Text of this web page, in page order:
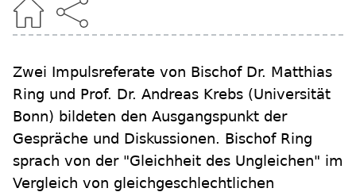
Zwei Impulsreferate von Bischof Dr. Matthias
Ring und Prof. Dr. Andreas Krebs (Universität
Bonn) bildeten den Ausgangspunkt der
Gespräche und Diskussionen. Bischof Ring
sprach von der "Gleichheit des Ungleichen" im
Vergleich von gleichgeschlechtlichen